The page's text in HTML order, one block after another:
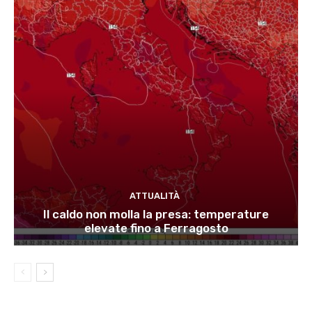
ATTUALITÀ
Il caldo non molla la presa: temperature
elevate fino a Ferragosto